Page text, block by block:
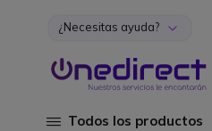
Ir al contenido
¿Necesitas ayuda?
Todos los productos